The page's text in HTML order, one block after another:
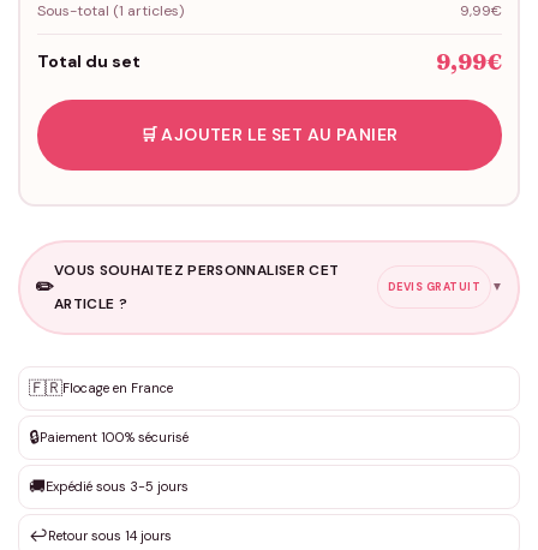
Sous-total (1 articles) 9,99€
Total du set 9,99€
🛒 AJOUTER LE SET AU PANIER
✏️
VOUS SOUHAITEZ PERSONNALISER CET
ARTICLE ?
DEVIS GRATUIT ▼
✨ Personnalisation sur mesure
DEVIS GRATUIT · Personnalisation de 3 à 10€ selon la demande
Que souhaitez-vous ?*
🇫🇷Flocage en France
🔒Paiement 100% sécurisé
🚚Expédié sous 3-5 jours
↩️Retour sous 14 jours